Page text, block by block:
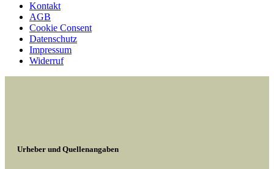
Kontakt
AGB
Cookie Consent
Datenschutz
Impressum
Widerruf
Urheber und Quellenangaben